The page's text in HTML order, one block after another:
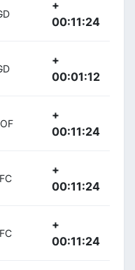
+
00:11:24
+
00:01:12
+
00:11:24
+
00:11:24
+
00:11:24